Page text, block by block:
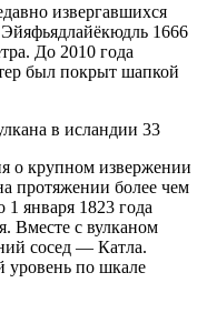
извергавшихся
1666
До 2010 года
был покрыт шапкой
о крупном извержении
протяжении более чем
1 января 1823 года
Вместе с вулканом
сосед — Катла.
уровень по шкале